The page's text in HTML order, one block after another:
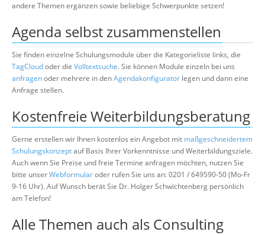
andere Themen ergänzen sowie beliebige Schwerpunkte setzen!
Agenda selbst zusammenstellen
Sie finden einzelne Schulungsmodule über die Kategorieliste links, die
TagCloudoder die Volltextsuche. Sie können Module einzeln bei uns
anfragenoder mehrere in denAgendakonfigurator legen und dann eine
Anfrage stellen.
Kostenfreie Weiterbildungsberatung
Gerne erstellen wir Ihnen kostenlos ein Angebot mit maßgeschneidertem
Schulungskonzeptauf Basis Ihrer Vorkenntnisse und Weiterbildungsziele.
Auch wenn Sie Preise und freie Termine anfragen möchten, nutzen Sie
bitte unserWebformularoder rufen Sie uns an: 0201 / 649590-50 (Mo-Fr
9-16 Uhr). Auf Wunsch berät Sie Dr. Holger Schwichtenberg persönlich
am Telefon!
Alle Themen auch als Consulting